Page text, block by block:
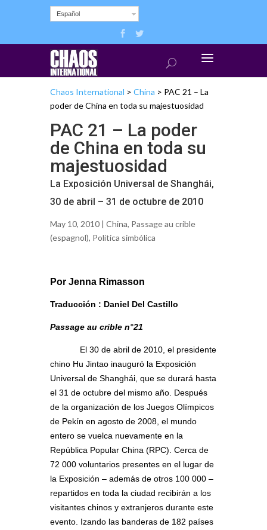
Español
Chaos International > China > PAC 21 – La
poder de China en toda su majestuosidad
PAC 21 – La poder
de China en toda su
majestuosidad
La Exposición Universal de Shanghái,
30 de abril – 31 de octubre de 2010
May 10, 2010 | China, Passage au crible
(espagnol), Política simbólica
Por Jenna Rimasson
Traducción : Daniel Del Castillo
Passage au crible n°21
El 30 de abril de 2010, el presidente
chino Hu Jintao inauguró la Exposición
Universal de Shanghái, que se durará hasta
el 31 de octubre del mismo año. Después
de la organización de los Juegos Olímpicos
de Pekín en agosto de 2008, el mundo
entero se vuelca nuevamente en la
República Popular China (RPC). Cerca de
72 000 voluntarios presentes en el lugar de
la Exposición – además de otros 100 000 –
repartidos en toda la ciudad recibirán a los
visitantes chinos y extranjeros durante este
evento. Izando las banderas de 182 países